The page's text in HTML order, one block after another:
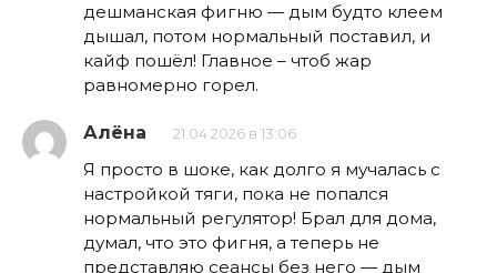
дешманская фигню — дым будто клеем
дышал, потом нормальный поставил, и
кайф пошёл! Главное – чтоб жар
равномерно горел.
Алёна 21.04.2026 в 13:06
Я просто в шоке, как долго я мучалась с
настройкой тяги, пока не попался
нормальный регулятор! Брал для дома,
думал, что это фигня, а теперь не
представляю сеансы без него — дым